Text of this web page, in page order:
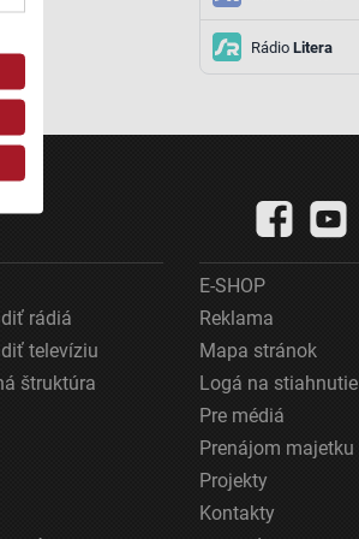
RádioLitera
rádiá
televíziu
štruktúra
E-SHOP
Reklama
Mapa stránok
Logá na stiahnutie
Pre médiá
Prenájom majetku
Projekty
Kontakty